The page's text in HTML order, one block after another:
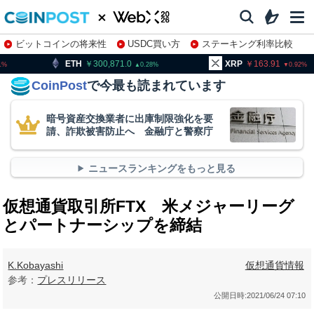
ビットコインの将来性 USDC買い方
ステーキング利率比較
株特集・関連銘柄
0.28 XRP 0.92 BNB
CoinPostで今最も読まれています
暗号資産交換業者に出庫制限強化を要
請、詐欺被害防止へ 金融庁と警察庁
ニュースランキングをもっと見る
仮想通貨取引所FTX 米メジャーリーグ
とパートナーシップを締結
K.Kobayashi
参考： プレスリリース
仮想通貨情報
公開日時:2021/06/24 07:10